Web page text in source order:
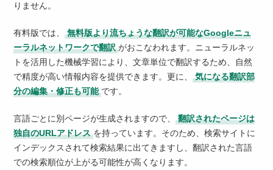
りません。
有料版では、 無料版より流ちょうな翻訳が可能なGoogleニュ
ーラルネットワークで翻訳 がおこなわれます。ニューラルネッ
トを活用した機械学習により、文章単位で翻訳するため、自然
で精度が高い情報内容を提供できます。更に、 気になる翻訳部
分の編集・修正も可能 です。
言語ごとに別ページが生成されますので、 翻訳されたページは
独自のURLアドレス を持っています。そのため、検索サイトに
インデックスされて検索結果に出てきますし、翻訳された言語
での検索順位が上がる可能性が高くなります。